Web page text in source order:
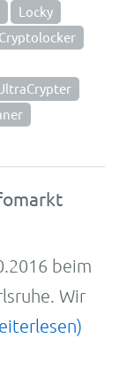
Locky
Cryptolocker
beim
Wir